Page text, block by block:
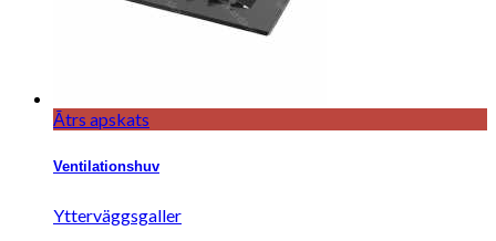
Ātrs apskats
Ventilationshuv
Ytterväggsgaller